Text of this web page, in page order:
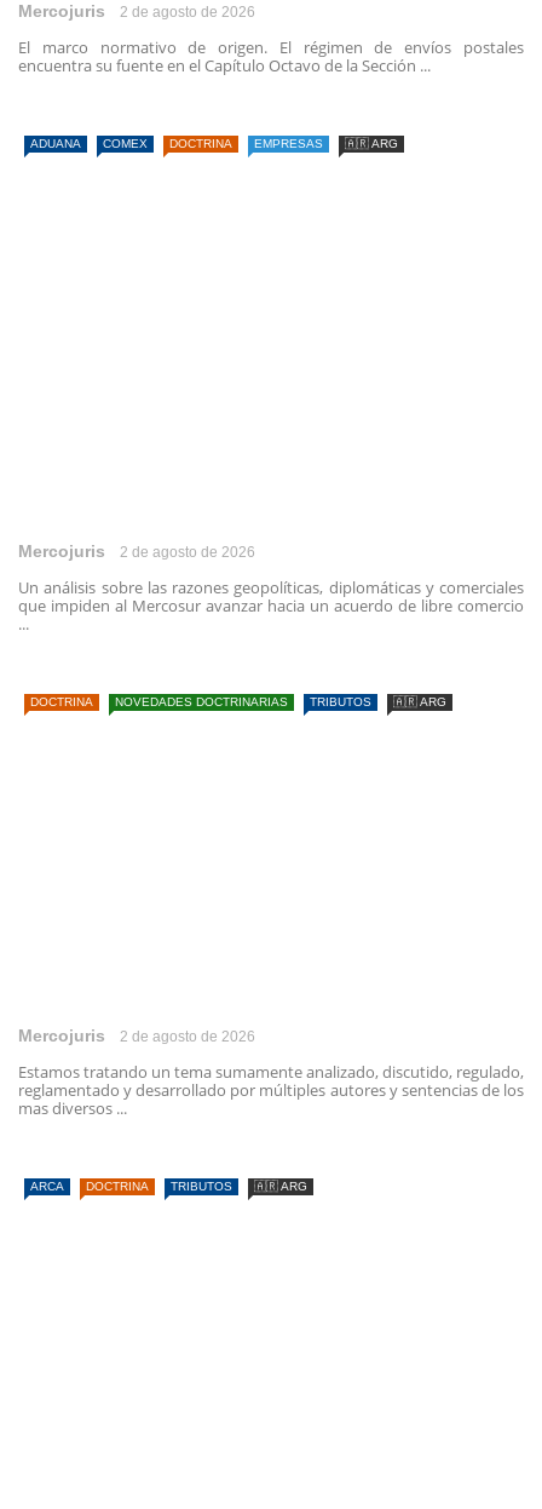
Mercojuris 2 de agosto de 2026
El marco normativo de origen. El régimen de envíos postales
encuentra su fuente en el Capítulo Octavo de la Sección ...
ADUANA COMEX DOCTRINA EMPRESAS 🇦🇷 ARG
Mercojuris 2 de agosto de 2026
Un análisis sobre las razones geopolíticas, diplomáticas y comerciales
que impiden al Mercosur avanzar hacia un acuerdo de libre comercio
...
DOCTRINA NOVEDADES DOCTRINARIAS TRIBUTOS 🇦🇷 ARG
Mercojuris 2 de agosto de 2026
Estamos tratando un tema sumamente analizado, discutido, regulado,
reglamentado y desarrollado por múltiples autores y sentencias de los
mas diversos ...
ARCA DOCTRINA TRIBUTOS 🇦🇷 ARG